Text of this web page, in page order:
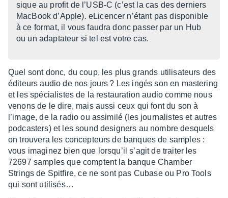
sique au profit de l’USB-C (c’est la cas des derniers
MacBook d’Apple). eLicen­cer n’étant pas dispo­nible
à ce format, il vous faudra donc passer par un Hub
ou un adap­ta­teur si tel est votre cas.
Quel sont donc, du coup, les plus grands utili­sa­teurs des
éditeurs audio de nos jours ? Les ingés son en maste­ring
et les spécia­listes de la restau­ra­tion audio comme nous
venons de le dire, mais aussi ceux qui font du son à
l’image, de la radio ou assi­milé (les jour­na­listes et autres
podcas­ters) et les sound desi­gners au nombre desquels
on trou­vera les concep­teurs de banques de samples :
vous imagi­nez bien que lorsqu’il s’agit de trai­ter les
72697 samples que comptent la banque Cham­ber
Strings de Spit­fire, ce ne sont pas Cubase ou Pro Tools
qui sont utili­sés…